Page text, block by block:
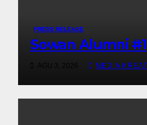
PRESS RELEASE
Sowan Alumni #1
AGU 3, 2026 MEDIA